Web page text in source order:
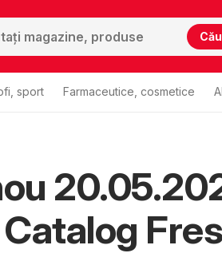
sport Farmaceutice, cosmetice